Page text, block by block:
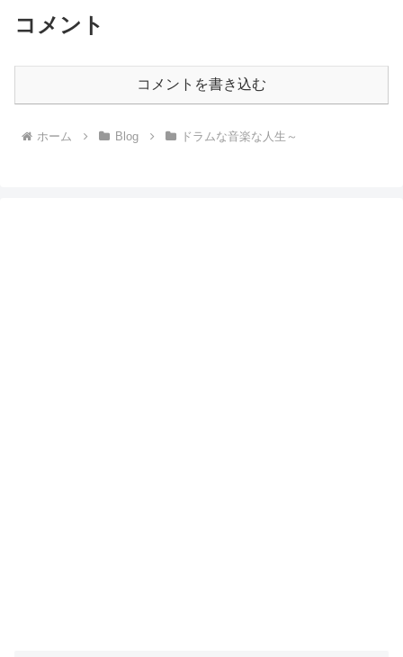
コメント
コメントを書き込む
ホーム Blog ドラムな音楽な人生～